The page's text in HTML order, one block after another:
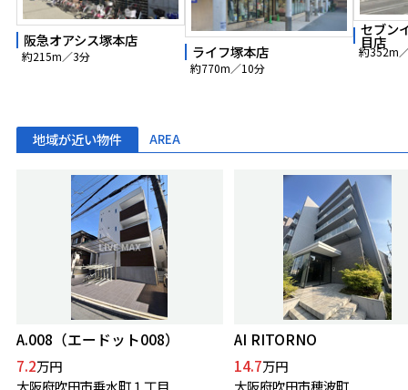
阪急オアシス塚本店
約215m／3分 ライフ塚本店
約770m／10分
セブン
目店
約352m
地域が近い物件 AREA
A.008（エードット008）
7.2万円
大阪府吹田市垂水町１丁目
AI RITORNO
14.7万円
大阪府吹田市穂波町